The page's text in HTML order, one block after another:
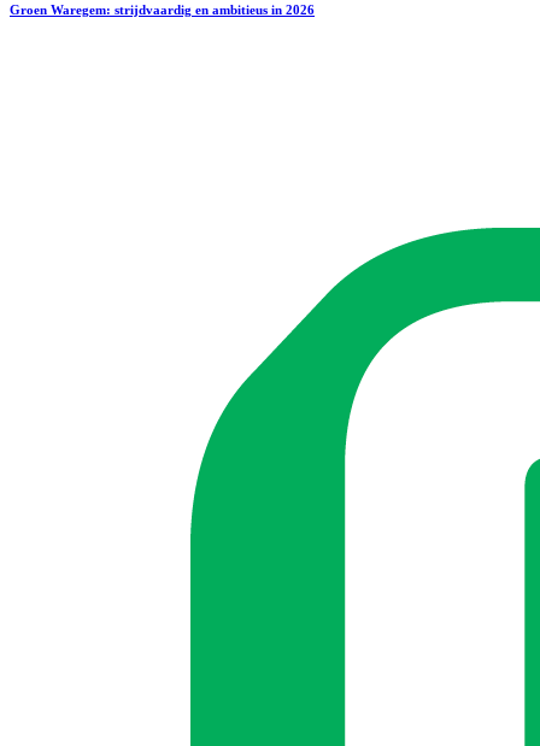
Groen Waregem: strijdvaardig en ambitieus in 2026